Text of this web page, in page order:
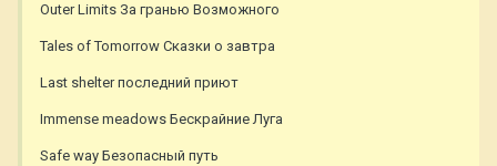
Outer Limits За гранью Возможного
Tales of Tomorrow Сказки о завтра
Last shelter последний приют
Immense meadows Бескрайние Луга
Safe way Безопасный путь